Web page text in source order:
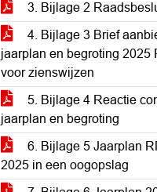
3. Bijlage 2
4. Bijlage 3 Brief
jaarplan en begroting 2025
voor zienswijzen
5. Bijlage 4 Reactie
jaarplan en begroting
6. Bijlage 5 Jaarplan
2025 in een oogopslag